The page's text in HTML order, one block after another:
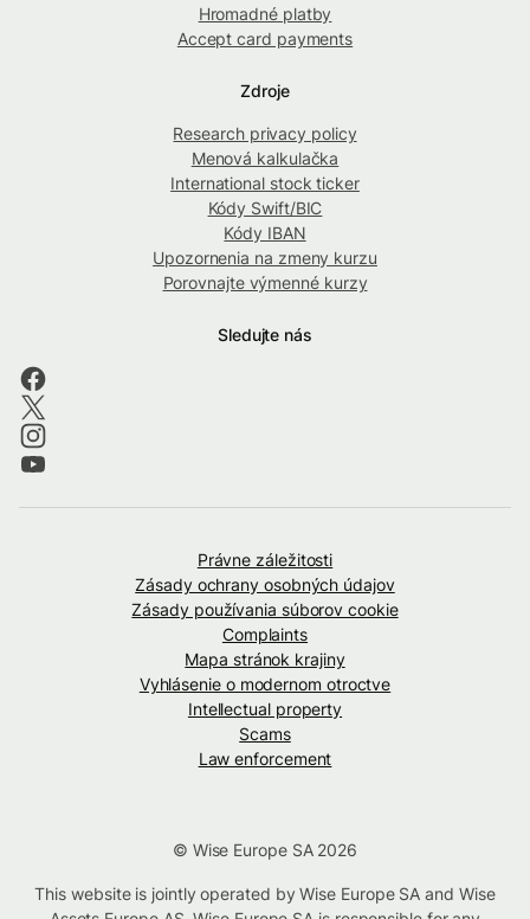
Hromadné platby
Accept card payments
Zdroje
Research privacy policy
Menová kalkulačka
International stock ticker
Kódy Swift/BIC
Kódy IBAN
Upozornenia na zmeny kurzu
Porovnajte výmenné kurzy
Sledujte nás
Právne záležitosti
Zásady ochrany osobných údajov
Zásady používania súborov cookie
Complaints
Mapa stránok krajiny
Vyhlásenie o modernom otroctve
Intellectual property
Scams
Law enforcement
© Wise Europe SA 2026
This website is jointly operated by Wise Europe SA and Wise